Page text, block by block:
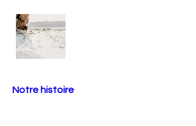
Notre histoire